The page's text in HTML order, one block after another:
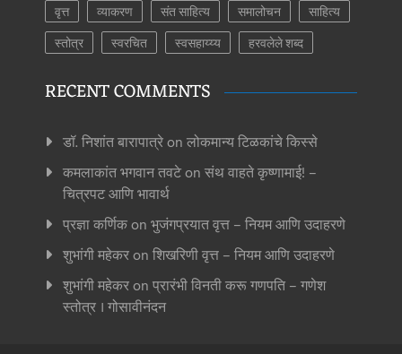
वृत्त
व्याकरण संत साहित्य समालोचन
साहित्य
स्तोत्र
स्वरचित स्वसहाय्य्य हरवलेले शब्द
RECENT COMMENTS
डॉ. निशांत बारापात्रेon लोकमान्य टिळकांचे किस्से
कमलाकांत भगवान तवटेon संथ वाहते कृष्णामाई! –
चित्रपट आणि भावार्थ
प्रज्ञा कर्णिकon भुजंगप्रयात वृत्त – नियम आणि उदाहरणे
शुभांगी महेकरon शिखरिणी वृत्त – नियम आणि उदाहरणे
शुभांगी महेकरon प्रारंभी विनती करू गणपति – गणेश
स्तोत्र । गोसावीनंदन